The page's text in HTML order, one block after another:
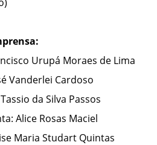
Urupá Moraes de Lima
Vanderlei Cardoso
da Silva Passos
Alice Rosas Maciel
Maria Studart Quintas